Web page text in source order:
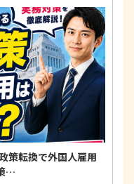
策転換で外国人雇用
…